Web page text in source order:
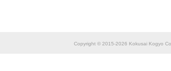
Copyright © 2015-2026 Kokusai Kogyo